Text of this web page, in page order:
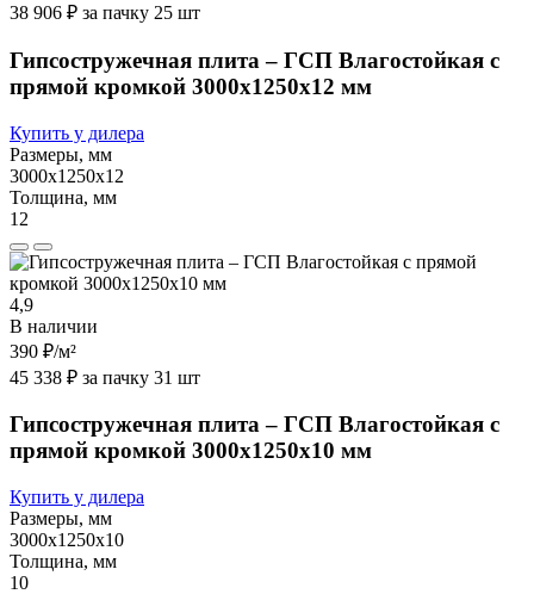
38 906 ₽ за пачку 25 шт
Гипсостружечная плита – ГСП Влагостойкая с
прямой кромкой 3000х1250х12 мм
Купить у дилера
Размеры, мм
3000х1250х12
Толщина, мм
12
4,9
В наличии
390 ₽/м²
45 338 ₽ за пачку 31 шт
Гипсостружечная плита – ГСП Влагостойкая с
прямой кромкой 3000х1250х10 мм
Купить у дилера
Размеры, мм
3000х1250х10
Толщина, мм
10